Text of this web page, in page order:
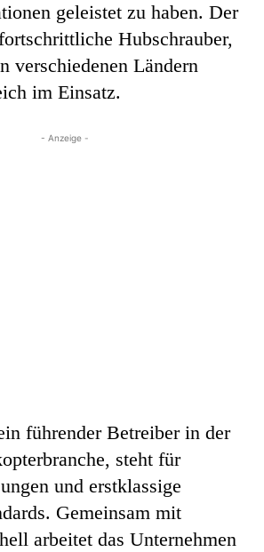
geleistet zu haben. Der
Hubschrauber,
verschiedenen Ländern
im Einsatz.
- Anzeige -
führender Betreiber in der
steht für
und erstklassige
Gemeinsam mit
arbeitet das Unternehmen